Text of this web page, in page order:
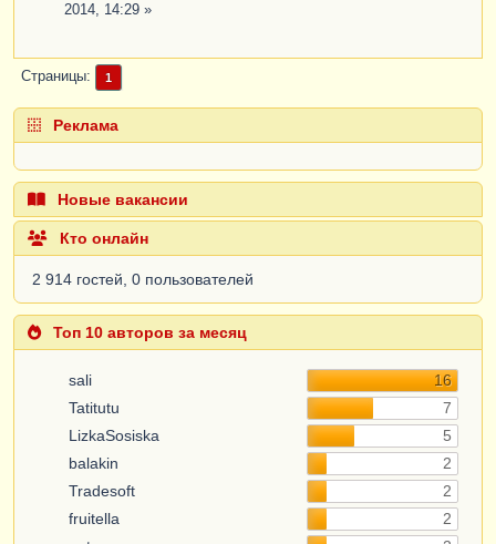
2014, 14:29 »
Страницы 1
Реклама
Новые вакансии
Кто онлайн
2 914 гостей, 0 пользователей
Топ 10 авторов за месяц
sali
16
Tatitutu
7
LizkaSosiska
5
balakin
2
Tradesoft
2
fruitella
2